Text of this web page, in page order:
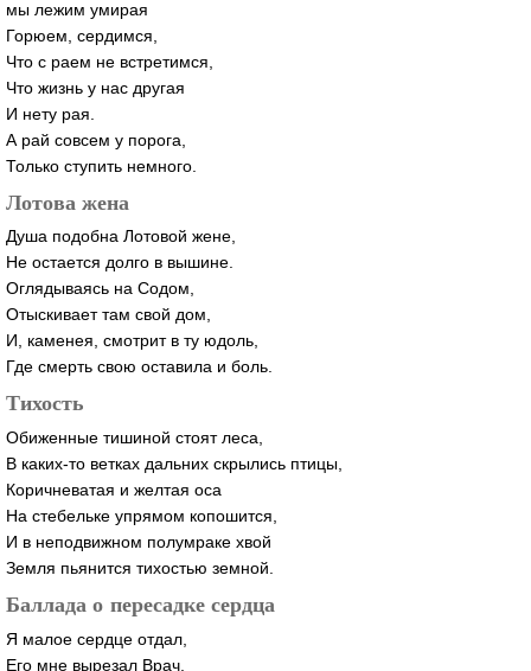
мы лежим умирая
Горюем, сердимся,
Что с раем не встретимся,
Что жизнь у нас другая
И нету рая.
А рай совсем у порога,
Только ступить немного.
Лотова жена
Душа подобна Лотовой жене,
Не остается долго в вышине.
Оглядываясь на Содом,
Отыскивает там свой дом,
И, каменея, смотрит в ту юдоль,
Где смерть свою оставила и боль.
Тихость
Обиженные тишиной стоят леса,
В каких-то ветках дальних скрылись птицы,
Коричневатая и желтая оса
На стебельке упрямом копошится,
И в неподвижном полумраке хвой
Земля пьянится тихостью земной.
Баллада о пересадке сердца
Я малое сердце отдал,
Его мне вырезал Врач,